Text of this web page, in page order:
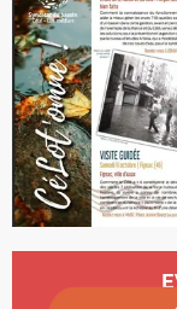
Horarios y